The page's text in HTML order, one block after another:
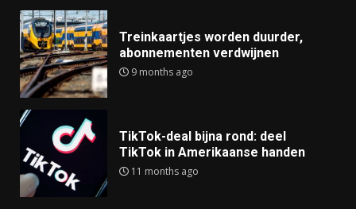
Treinkaartjes worden duurder,
abonnementen verdwijnen
9 months ago
TikTok-deal bijna rond: deel
TikTok in Amerikaanse handen
11 months ago